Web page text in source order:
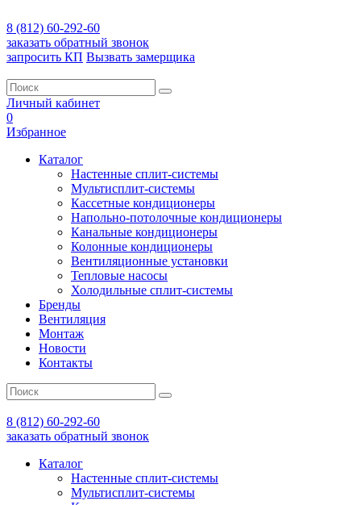
8 (812) 60-292-60
заказать обратный звонок
запросить КП Вызвать замерщика
Личный кабинет
0
Избранное
Каталог
Настенные сплит-системы
Мультисплит-системы
Кассетные кондиционеры
Напольно-потолочные кондиционеры
Канальные кондиционеры
Колонные кондиционеры
Вентиляционные установки
Тепловые насосы
Холодильные сплит-системы
Бренды
Вентиляция
Монтаж
Новости
Контакты
8 (812) 60-292-60
заказать обратный звонок
Каталог
Настенные сплит-системы
Мультисплит-системы